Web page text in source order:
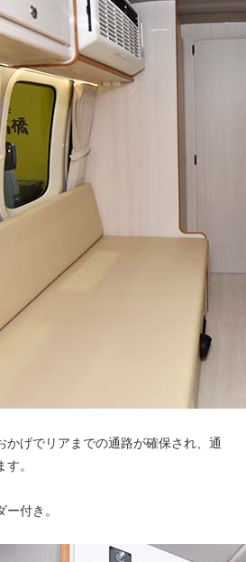
かげでリアまでの通路が確保され、通
。
付き。